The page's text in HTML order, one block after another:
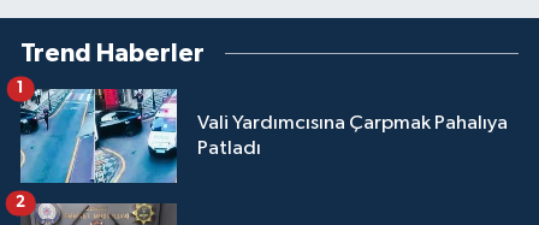
Trend Haberler
Vali Yardımcısına Çarpmak Pahalıya
Patladı
1
2